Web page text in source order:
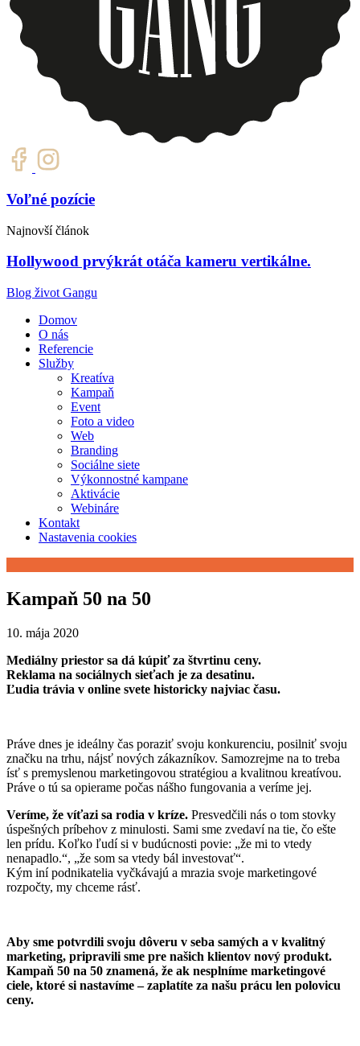
Voľné pozície
Najnovší článok
Hollywood prvýkrát otáča kameru vertikálne.
Blog život Gangu
Domov
O nás
Referencie
Služby
Kreatíva
Kampaň
Event
Foto a video
Web
Branding
Sociálne siete
Výkonnostné kampane
Aktivácie
Webináre
Kontakt
Nastavenia cookies
Kampaň 50 na 50
10. mája 2020
Mediálny priestor sa dá kúpiť za štvrtinu ceny.
Reklama na sociálnych sieťach je za desatinu.
Ľudia trávia v online svete historicky najviac času.
Práve dnes je ideálny čas poraziť svoju konkurenciu, posilniť svoju
značku na trhu, nájsť nových zákazníkov. Samozrejme na to treba
ísť s premyslenou marketingovou stratégiou a kvalitnou kreatívou.
Práve o tú sa opierame počas nášho fungovania a veríme jej.
Veríme, že víťazi sa rodia v kríze. Presvedčili nás o tom stovky
úspešných príbehov z minulosti. Sami sme zvedaví na tie, čo ešte
len prídu. Koľko ľudí si v budúcnosti povie: „že mi to vtedy
nenapadlo.“, „že som sa vtedy bál investovať“.
Kým iní podnikatelia vyčkávajú a mrazia svoje marketingové
rozpočty, my chceme rásť.
Aby sme potvrdili svoju dôveru v seba samých a v kvalitný
marketing, pripravili sme pre našich klientov nový produkt.
Kampaň 50 na 50 znamená, že ak nesplníme marketingové
ciele, ktoré si nastavíme – zaplatíte za našu prácu len polovicu
ceny.